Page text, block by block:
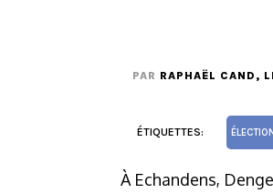
PAR RAPHAËL CAND ,
ÉTIQUETTES:
À Echandens,